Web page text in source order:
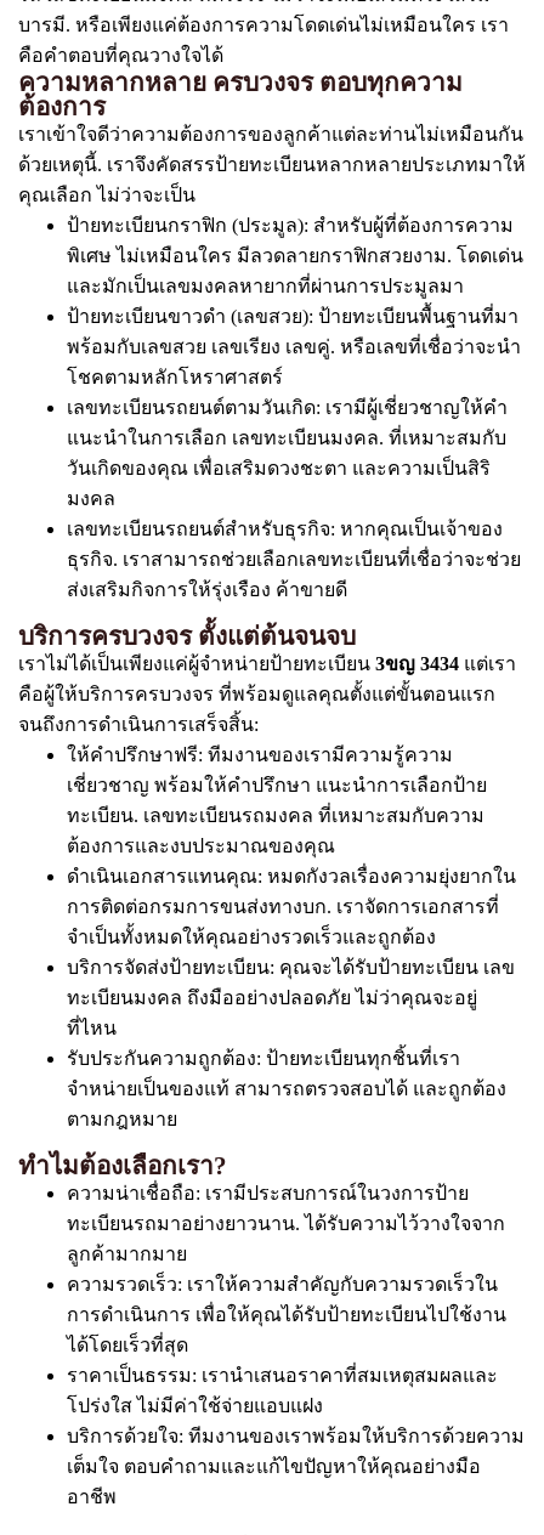
บารมี. หรือเพียงแค่ต้องการความโดดเด่นไม่เหมือนใคร เรา
คือคำตอบที่คุณวางใจได้
ความหลากหลาย ครบวงจร ตอบทุกความ
ต้องการ
เราเข้าใจดีว่าความต้องการของลูกค้าแต่ละท่านไม่เหมือนกัน
ด้วยเหตุนี้. เราจึงคัดสรรป้ายทะเบียนหลากหลายประเภทมาให้
คุณเลือก ไม่ว่าจะเป็น
ป้ายทะเบียนกราฟิก (ประมูล): สำหรับผู้ที่ต้องการความ
พิเศษ ไม่เหมือนใคร มีลวดลายกราฟิกสวยงาม. โดดเด่น
และมักเป็นเลขมงคลหายากที่ผ่านการประมูลมา
ป้ายทะเบียนขาวดำ (เลขสวย): ป้ายทะเบียนพื้นฐานที่มา
พร้อมกับเลขสวย เลขเรียง เลขคู่. หรือเลขที่เชื่อว่าจะนำ
โชคตามหลักโหราศาสตร์
เลขทะเบียนรถยนต์ตามวันเกิด: เรามีผู้เชี่ยวชาญให้คำ
แนะนำในการเลือก เลขทะเบียนมงคล. ที่เหมาะสมกับ
วันเกิดของคุณ เพื่อเสริมดวงชะตา และความเป็นสิริ
มงคล
เลขทะเบียนรถยนต์สำหรับธุรกิจ: หากคุณเป็นเจ้าของ
ธุรกิจ. เราสามารถช่วยเลือกเลขทะเบียนที่เชื่อว่าจะช่วย
ส่งเสริมกิจการให้รุ่งเรือง ค้าขายดี
บริการครบวงจร ตั้งแต่ต้นจนจบ
เราไม่ได้เป็นเพียงแค่ผู้จำหน่ายป้ายทะเบียน 3ขญ 3434 แต่เรา
คือผู้ให้บริการครบวงจร ที่พร้อมดูแลคุณตั้งแต่ขั้นตอนแรก
จนถึงการดำเนินการเสร็จสิ้น:
ให้คำปรึกษาฟรี: ทีมงานของเรามีความรู้ความ
เชี่ยวชาญ พร้อมให้คำปรึกษา แนะนำการเลือกป้าย
ทะเบียน. เลขทะเบียนรถมงคล ที่เหมาะสมกับความ
ต้องการและงบประมาณของคุณ
ดำเนินเอกสารแทนคุณ: หมดกังวลเรื่องความยุ่งยากใน
การติดต่อกรมการขนส่งทางบก. เราจัดการเอกสารที่
จำเป็นทั้งหมดให้คุณอย่างรวดเร็วและถูกต้อง
บริการจัดส่งป้ายทะเบียน: คุณจะได้รับป้ายทะเบียน เลข
ทะเบียนมงคล ถึงมืออย่างปลอดภัย ไม่ว่าคุณจะอยู่
ที่ไหน
รับประกันความถูกต้อง: ป้ายทะเบียนทุกชิ้นที่เรา
จำหน่ายเป็นของแท้ สามารถตรวจสอบได้ และถูกต้อง
ตามกฎหมาย
ทำไมต้องเลือกเรา?
ความน่าเชื่อถือ: เรามีประสบการณ์ในวงการป้าย
ทะเบียนรถมาอย่างยาวนาน. ได้รับความไว้วางใจจาก
ลูกค้ามากมาย
ความรวดเร็ว: เราให้ความสำคัญกับความรวดเร็วใน
การดำเนินการ เพื่อให้คุณได้รับป้ายทะเบียนไปใช้งาน
ได้โดยเร็วที่สุด
ราคาเป็นธรรม: เรานำเสนอราคาที่สมเหตุสมผลและ
โปร่งใส ไม่มีค่าใช้จ่ายแอบแฝง
บริการด้วยใจ: ทีมงานของเราพร้อมให้บริการด้วยความ
เต็มใจ ตอบคำถามและแก้ไขปัญหาให้คุณอย่างมือ
อาชีพ